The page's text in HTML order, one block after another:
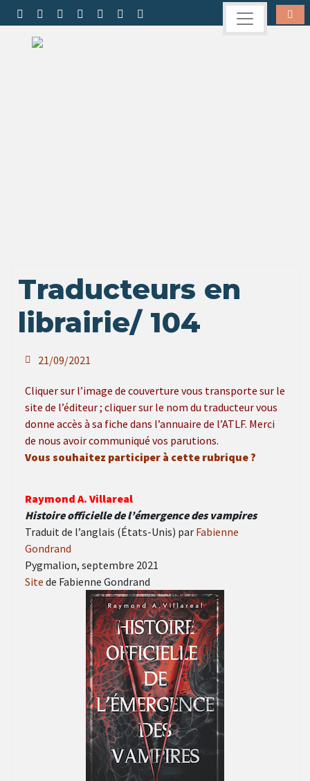
Traducteurs en
librairie/ 104
21/09/2021
Cliquer sur l’image de couverture vous transporte sur le
site de l’éditeur ; cliquer sur le nom du traducteur vous
donne accès à sa fiche dans l’annuaire de l’ATLF. Merci
de nous avoir communiqué vos parutions.
Vous souhaitez participer à cette rubrique ?
Raymond A. Villareal
Histoire officielle de l’émergence des vampires
Traduit de l’anglais (États-Unis) par Fabienne
Gondrand
Pygmalion, septembre 2021
Site de Fabienne Gondrand